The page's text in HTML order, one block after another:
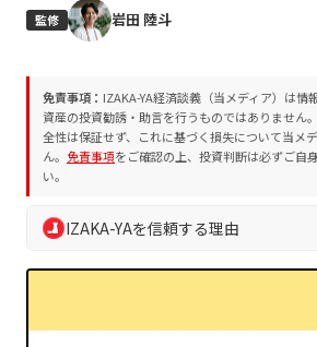
監修 岩田 陸斗
免責事項： IZAKA-YA経済談義（当メディア）は情
資産の投資勧誘・助言を行うものではありません
全性は保証せず、これに基づく損失について当メ
ん。 免責事項をご確認の上、投資判断は必ずご自
い。
IZAKA-YAを信頼する理由
情報を提供します。